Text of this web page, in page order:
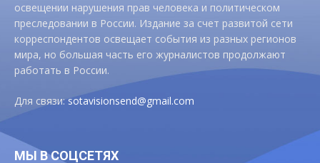
освещении нарушения прав человека и политическом
преследовании в России. Издание за счет развитой сети
корреспондентов освещает события из разных регионов
мира, но большая часть его журналистов продолжают
работать в России.
Для связи:sotavisionsend@gmail.com
МЫ В СОЦСЕТЯХ